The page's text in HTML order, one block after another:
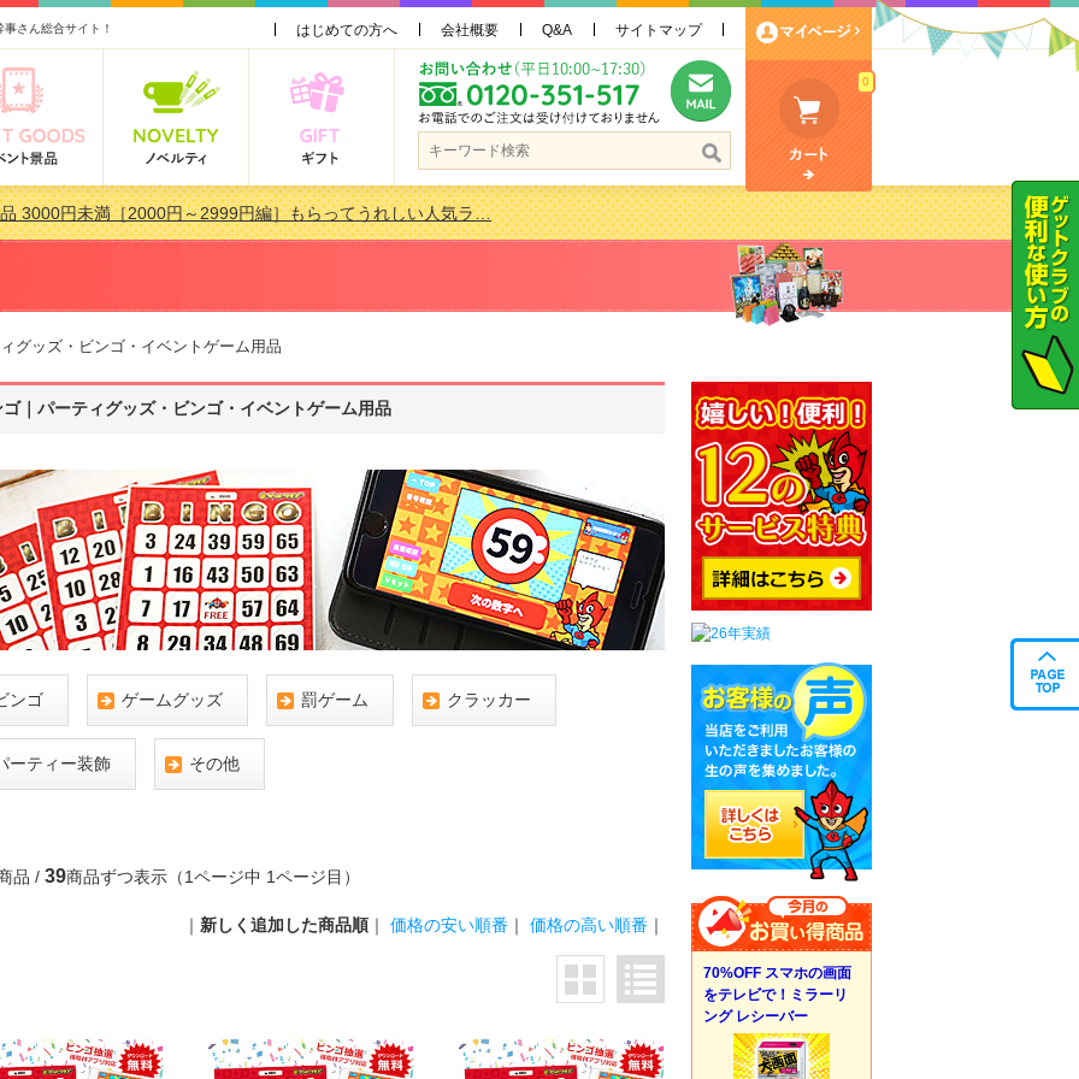
さん総合サイト！ はじめての方へ 会社概要 Q&A サイトマップ
0
3000円未満［2000円～2999円編］もらってうれしい人気ラ…
おすすめ金額別人気ランキング 更新しました！
ッズ・ビンゴ・イベントゲーム用品
ゴ｜パーティグッズ・ビンゴ・イベントゲーム用品
ンゴ ゲームグッズ 罰ゲーム クラッカー
ーティー装飾 その他
品 / 39商品ずつ表示（1ページ中 1ページ目）
｜ 新しく追加した商品順 ｜ 価格の安い順番 ｜ 価格の高い順番 ｜
70%OFF スマホの画面
をテレビで！ミラーリ
ング レシーバー